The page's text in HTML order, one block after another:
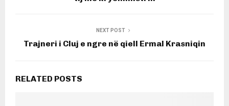
NEXT POST
Trajneri i Cluj e ngre në qiell Ermal Krasniqin
RELATED POSTS